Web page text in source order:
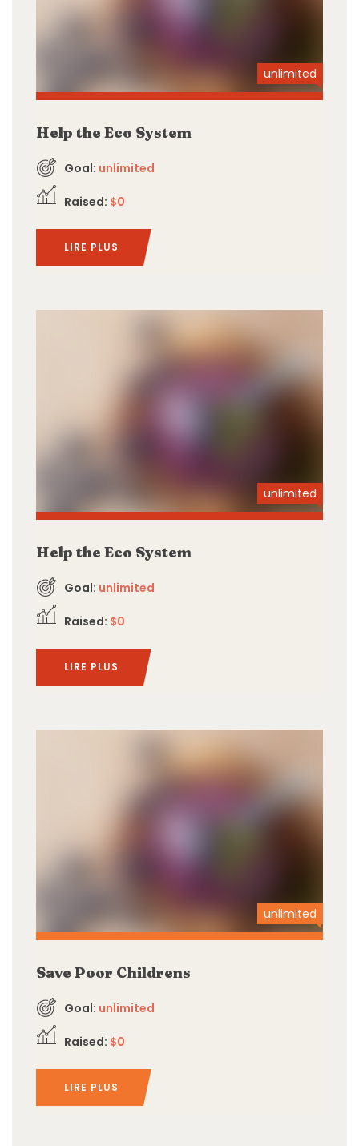
unlimited
Help the Eco System
Goal: unlimited
Raised: $0
LIRE PLUS
unlimited
Help the Eco System
Goal: unlimited
Raised: $0
LIRE PLUS
unlimited
Save Poor Childrens
Goal: unlimited
Raised: $0
LIRE PLUS